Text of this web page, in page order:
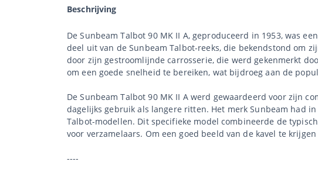
Beschrijving
De Sunbeam Talbot 90 MK II A, geproduceerd in 1953, was
deel uit van de Sunbeam Talbot-reeks, die bekendstond om
door zijn gestroomlijnde carrosserie, die werd gekenmerkt
om een goede snelheid te bereiken, wat bijdroeg aan de
De Sunbeam Talbot 90 MK II A werd gewaardeerd voor zijn
dagelijks gebruik als langere ritten. Het merk Sunbeam had
Talbot-modellen. Dit specifieke model combineerde de
voor verzamelaars. Om een goed beeld van de kavel te
----